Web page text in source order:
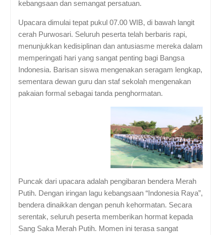
kebangsaan dan semangat persatuan.
Upacara dimulai tepat pukul 07.00 WIB, di bawah langit
cerah Purwosari. Seluruh peserta telah berbaris rapi,
menunjukkan kedisiplinan dan antusiasme mereka dalam
memperingati hari yang sangat penting bagi Bangsa
Indonesia. Barisan siswa mengenakan seragam lengkap,
sementara dewan guru dan staf sekolah mengenakan
pakaian formal sebagai tanda penghormatan.
Puncak dari upacara adalah pengibaran bendera Merah
Putih. Dengan iringan lagu kebangsaan “Indonesia Raya”,
bendera dinaikkan dengan penuh kehormatan. Secara
serentak, seluruh peserta memberikan hormat kepada
Sang Saka Merah Putih. Momen ini terasa sangat